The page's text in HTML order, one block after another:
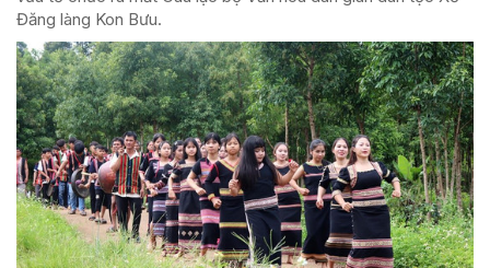
Đăng làng Kon Bưu.